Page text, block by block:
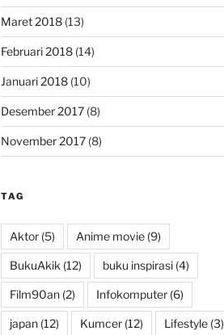
Maret 2018(13)
Februari 2018(14)
Januari 2018(10)
Desember 2017(8)
November 2017(8)
TAG
Aktor(5) Anime movie(9)
BukuAkik (12) buku inspirasi(4)
Film90an(2) Infokomputer(6)
japan(12) Kumcer(12) Lifestyle(3)